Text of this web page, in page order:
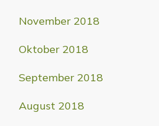
November 2018
Oktober 2018
September 2018
August 2018